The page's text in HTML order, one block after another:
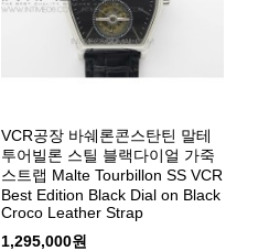
VCR공장 바쉐론콘스탄틴 말테
투어빌론 스틸 블랙다이얼 가죽
스트랩 Malte Tourbillon SS VCR
Best Edition Black Dial on Black
Croco Leather Strap
1,295,000원